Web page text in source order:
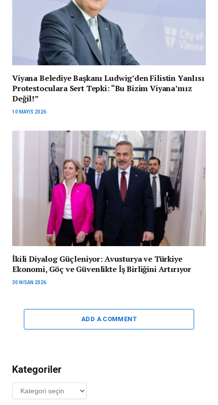
Viyana Belediye Başkanı Ludwig’den Filistin Yanlısı
Protestoculara Sert Tepki: “Bu Bizim Viyana’mız
Değil!”
10 MAYIS 2026
İkili Diyalog Güçleniyor: Avusturya ve Türkiye
Ekonomi, Göç ve Güvenlikte İş Birliğini Artırıyor
30 NISAN 2026
ADD A COMMENT
Kategoriler
Kategoriler